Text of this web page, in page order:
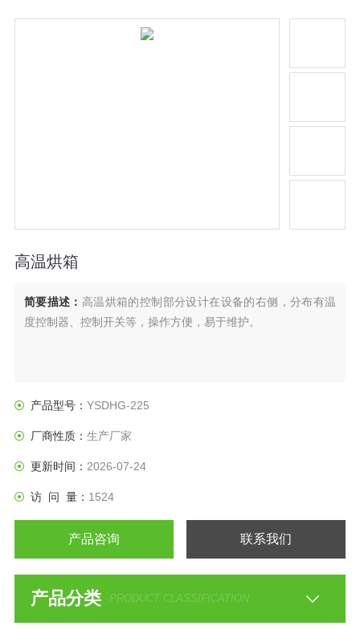
高温烘箱
简要描述： 高温烘箱的控制部分设计在设备的右侧，分布有温
度控制器、控制开关等，操作方便，易于维护。
产品型号： YSDHG-225
厂商性质： 生产厂家
更新时间： 2026-07-24
访 问 量： 1524
产品咨询 联系我们
产品分类 PRODUCT CLASSIFICATION